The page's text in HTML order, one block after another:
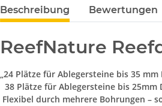
Beschreibung Bewertungen
ReefNature
„24 Plätze für Ablegersteine bis 35 mm
38 Plätze für Ablegersteine bis 25mm
Flexibel durch mehrere Bohrungen –